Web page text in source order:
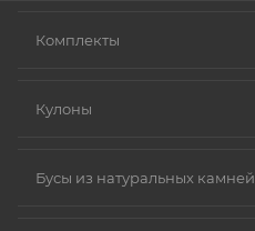
Комплекты
Кулоны
Бусы из натуральных камней